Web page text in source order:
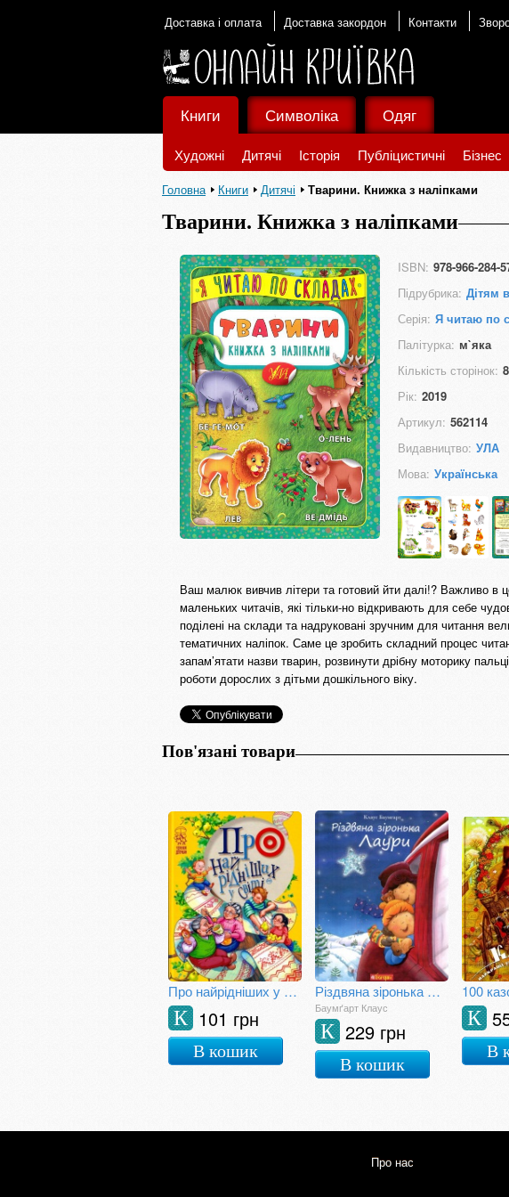
Доставка і оплата Доставка закордон Контакти
Книги
Художні Дитячі Історія Публіцистичні Бізнес
Символіка Одяг
Головна Книги Дитячі Тварини. Книжка з наліпками
Тварини. Книжка з наліпками
ISBN: 978-966-284-
Підрубрика: Дітям
Серія: Я читаю по
Палітурка: м`яка
Кількість сторінок: 8
Рік: 2019
Артикул: 562114
Видавництво: УЛА
Мова: Українська
Ваш малюк вивчив літери та готовий йти далі!? Важливо в
маленьких читачів, які тільки-но відкривають для себе
поділені на склади та надруковані зручним для читання
тематичних наліпок. Саме це зробить складний процес
запам’ятати назви тварин, розвинути дрібну моторику
роботи дорослих з дітьми дошкільного віку.
Пов'язані товари
Про найрідніших у світі
101 грн
К
В кошик
Різдвяна зіронька Лаури
Баумґарт Клаус
229 грн
К
В кошик
100
К
В
Про нас